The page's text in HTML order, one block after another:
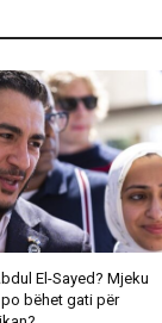
El-Sayed? Mjeku
bëhet gati për